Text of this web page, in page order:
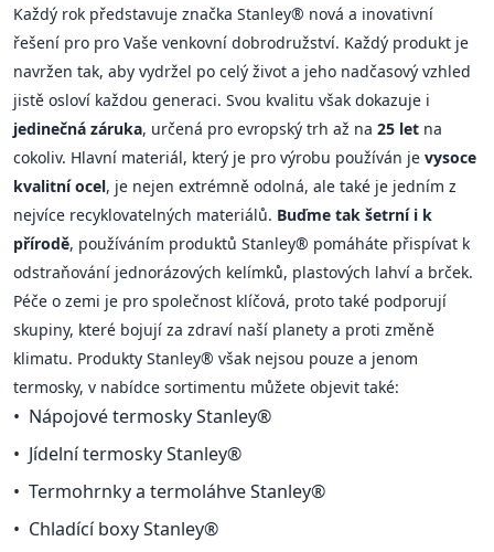
Každý rok představuje značka Stanley® nová a inovativní
řešení pro pro Vaše venkovní dobrodružství. Každý produkt je
navržen tak, aby vydržel po celý život a jeho nadčasový vzhled
jistě osloví každou generaci. Svou kvalitu však dokazuje i
jedinečná záruka, určená pro evropský trh až na 25 let na
cokoliv. Hlavní materiál, který je pro výrobu používán je vysoce
kvalitní ocel, je nejen extrémně odolná, ale také je jedním z
nejvíce recyklovatelných materiálů. Buďme tak šetrní i k
přírodě, používáním produktů Stanley® pomáháte přispívat k
odstraňování jednorázových kelímků, plastových lahví a brček.
Péče o zemi je pro společnost klíčová, proto také podporují
skupiny, které bojují za zdraví naší planety a proti změně
klimatu. Produkty Stanley® však nejsou pouze a jenom
termosky, v nabídce sortimentu můžete objevit také:
Nápojové termosky Stanley®
Jídelní termosky Stanley®
Termohrnky a termoláhve Stanley®
Chladící boxy Stanley®